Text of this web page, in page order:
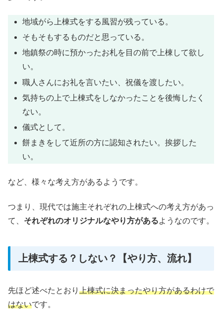
地域がら上棟式をする風習が残っている。
そもそもするものだと思っている。
地鎮祭の時に預かったお札を目の前で上棟して欲し
い。
職人さんにお礼を言いたい、祝儀を渡したい。
気持ちの上で上棟式をしなかったことを後悔したく
ない。
儀式として。
餅まきをして近所の方に認知されたい。挨拶した
い。
など、様々な考え方があるようです。
つまり、現代では施主それぞれの上棟式への考え方があっ
て、 それぞれのオリジナルなやり方があるようなのです。
上棟式する？しない？【やり方、流れ】
先ほど述べたとおり 上棟式に決まったやり方があるわけで
はないです。